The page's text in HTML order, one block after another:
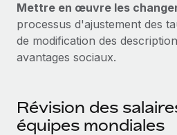
Mettre en œuvre les
processus d'ajustement des
de modification des
avantages sociaux.
Révision des
équipes mondiales